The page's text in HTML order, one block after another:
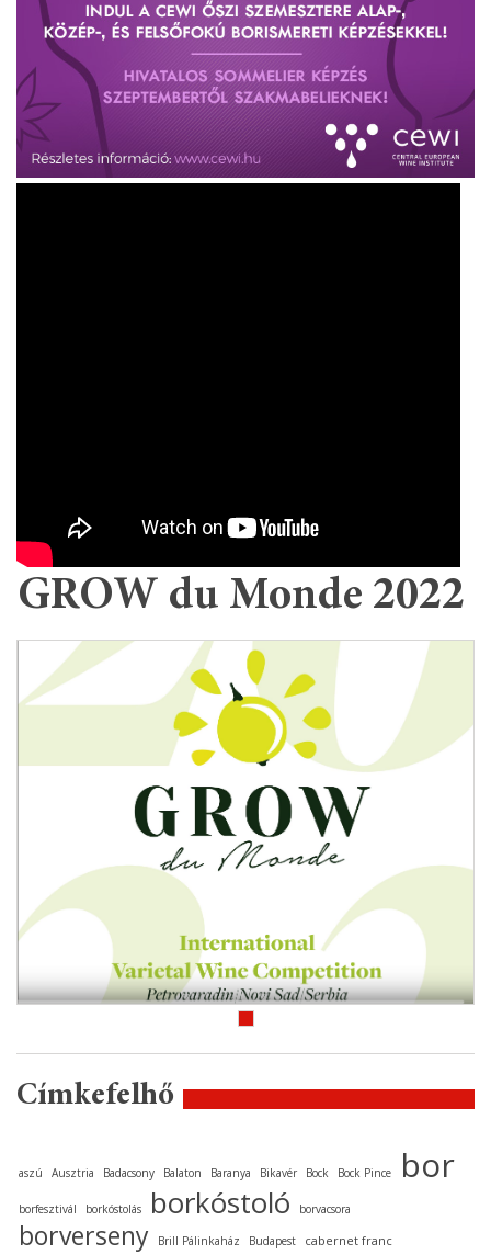
GROW du Monde 2022
Címkefelhő
aszú Ausztria Badacsony Balaton Baranya Bikavér Bock Bock Pince bor
borfesztivál borkóstolás borkóstoló borvacsora
borverseny Brill Pálinkaház Budapest cabernet franc